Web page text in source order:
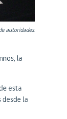
autoridades.
la
esta
la